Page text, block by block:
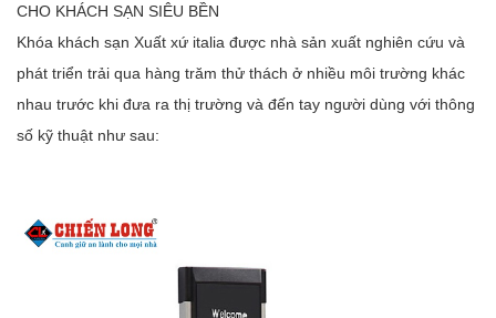
CHO KHÁCH SẠN SIÊU BỀN
Khóa khách sạn Xuất xứ italia được nhà sản xuất nghiên cứu và
phát triển trải qua hàng trăm thử thách ở nhiều môi trường khác
nhau trước khi đưa ra thị trường và đến tay người dùng với thông
số kỹ thuật như sau: